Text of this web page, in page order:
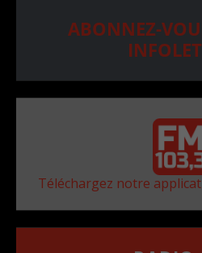
ABONNEZ-
Téléchargez notre